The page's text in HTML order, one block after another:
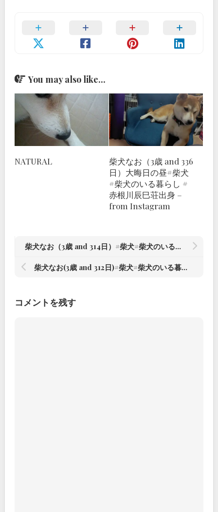
You may also like...
NATURAL
柴犬なお（3歳 and 336
日）大晦日の昼#柴犬
#柴犬のいる暮らし #
赤根川辰巳荘出身 –
from Instagram
柴犬なお（3歳 and 314日）#柴犬#柴犬のいる暮らし #赤根川辰巳荘出身 – from Instagram
柴犬なお(3歳 and 312日)#柴犬#柴犬のいる暮らし #赤根川辰巳荘出身 – from Instagram
コメントを残す